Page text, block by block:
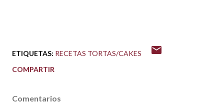
ETIQUETAS: RECETAS TORTAS/CAKES
COMPARTIR
Comentarios